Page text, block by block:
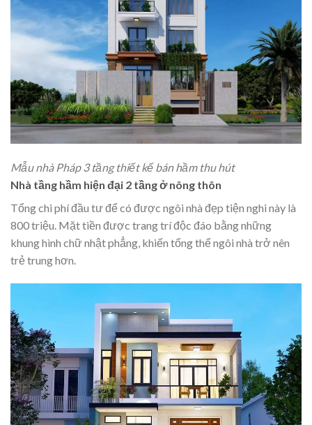
Mẫu nhà Pháp 3 tầng thiết kế bán hầm thu hút
Nhà tầng hầm hiện đại 2 tầng ở nông thôn
Tổng chi phí đầu tư để có được ngôi nhà đẹp tiện nghi này là
800 triệu. Mặt tiền được trang trí độc đáo bằng những
khung hình chữ nhật phẳng, khiến tổng thể ngôi nhà trở nên
trẻ trung hơn.